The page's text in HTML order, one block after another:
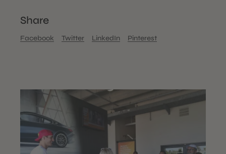
Share
Facebook Twitter LinkedIn Pinterest